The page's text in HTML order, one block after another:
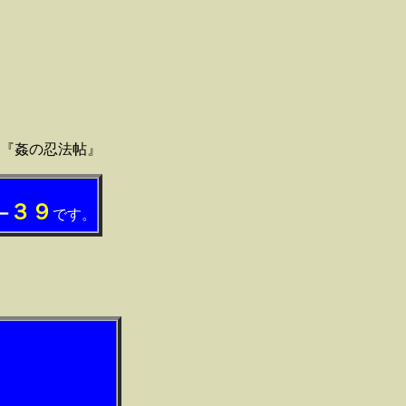
姦の忍法帖』
３９ です。